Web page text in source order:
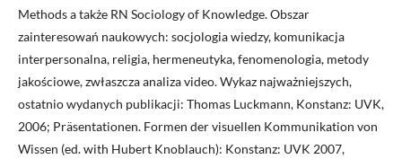
Methods a także RN Sociology of Knowledge. Obszar
zainteresowań naukowych: socjologia wiedzy, komunikacja
interpersonalna, religia, hermeneutyka, fenomenologia, metody
jakościowe, zwłaszcza analiza video. Wykaz najważniejszych,
ostatnio wydanych publikacji: Thomas Luckmann, Konstanz: UVK,
2006; Präsentationen. Formen der visuellen Kommunikation von
Wissen (ed. with Hubert Knoblauch): Konstanz: UVK 2007,